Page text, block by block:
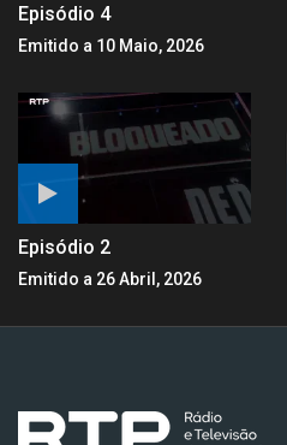
Episódio 4
Emitido a 10 Maio, 2026
Episódio 2
Emitido a 26 Abril, 2026